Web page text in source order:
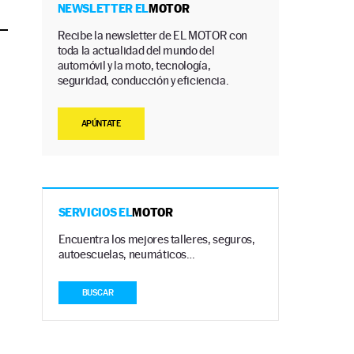
NEWSLETTER ELMOTOR
Recibe la newsletter de EL MOTOR con
toda la actualidad del mundo del
automóvil y la moto, tecnología,
seguridad, conducción y eficiencia.
APÚNTATE
SERVICIOS ELMOTOR
Encuentra los mejores talleres, seguros,
autoescuelas, neumáticos…
BUSCAR